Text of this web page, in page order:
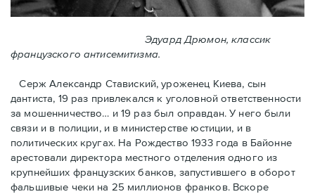
Эдуард Дрюмон, классик
французского антисемитизма.
Серж Александр Ставиский, уроженец Киева, сын
дантиста, 19 раз привлекался к уголовной ответственности
за мошенничество… и 19 раз был оправдан. У него были
связи и в полиции, и в министерстве юстиции, и в
политических кругах. На Рождество 1933 года в Байoнне
арестовали директора местного отделения одного из
крупнейших французских банков, запустившего в оборот
фальшивые чеки на 25 миллионов франков. Вскоре